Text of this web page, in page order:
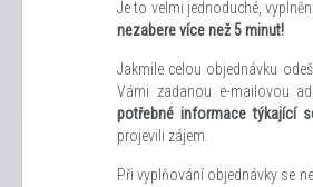
Je to velmi jednoduché,
nezabere více než 5 minut!
Jakmile celou objednávku
Vámi zadanou e-mailovou
potřebné informace týkající
projevili zájem.
Při vyplňování objednávky se